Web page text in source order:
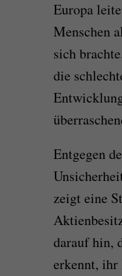
Europa
Menschen
sich
die
Entgegen
zeigt eine
darauf hin,
erkennt, ihr